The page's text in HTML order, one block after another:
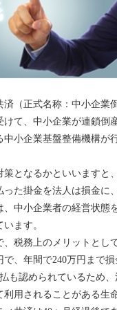
済（正式名称：中小企業
けて、中小企業が連鎖倒
中小企業基盤整備機構が
策となるかといいますと
った掛金を法人は損金に
、中小企業者の経営状
ます。
、税務上のメリットとし
、年間で240万円まで
も認められているため
用されることがある生